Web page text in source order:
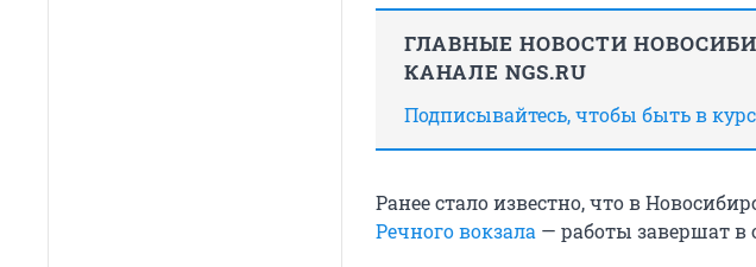
ГЛАВНЫЕ НОВОСТИ
КАНАЛЕ NGS.RU
Подписывайтесь, чтобы быть в
Ранее стало известно, что в
Речного вокзала — работы завершат в